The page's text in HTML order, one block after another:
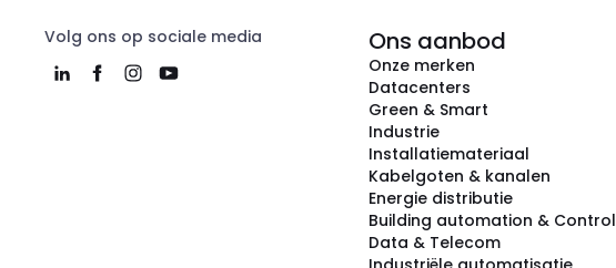
Volg ons op sociale media Ons aanbod
Onze merken
Datacenters
Green & Smart
Industrie
Installatiemateriaal
Kabelgoten & kanalen
Energie distributie
Building automation & Control
Data & Telecom